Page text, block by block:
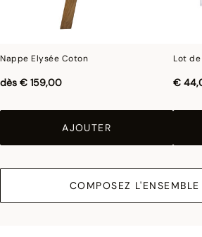
Nappe Elysée Coton
dès € 159,00
AJOUTER
Lot
€
COMPOSEZ L'ENSEMBLE